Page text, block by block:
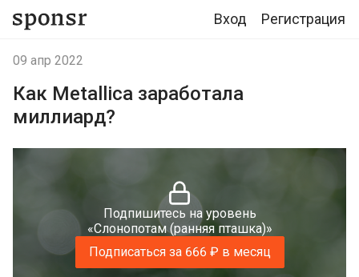
Вход Регистрация
09 апр 2022
Как Metallica заработала
миллиард?
Подпишитесь на уровень
«Слонопотам (ранняя пташка)»
Подписаться за 666 ₽ в месяц